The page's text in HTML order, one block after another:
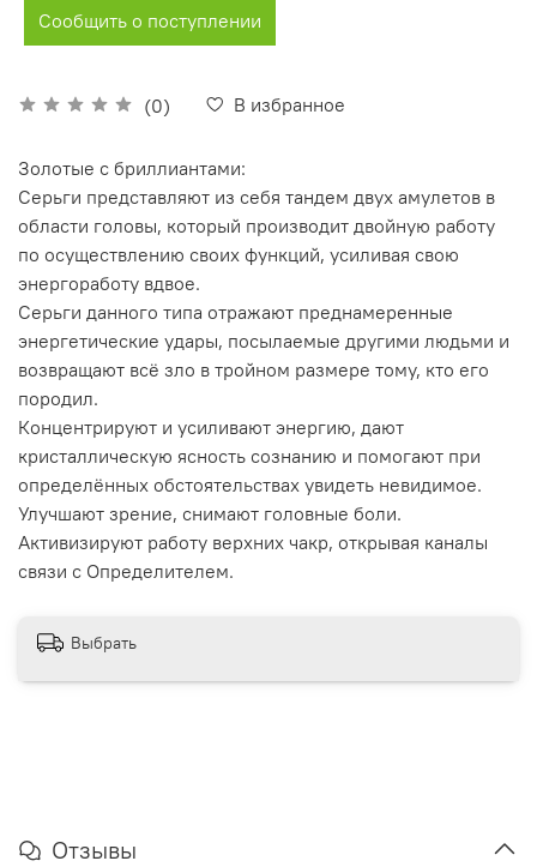
(0) В избранное
Сообщить о поступлении
Золотые с бриллиантами:
Серьги представляют из себя тандем двух амулетов в
области головы, который производит двойную работу
по осуществлению своих функций, усиливая свою
энергоработу вдвое.
Серьги данного типа отражают преднамеренные
энергетические удары, посылаемые другими людьми и
возвращают всё зло в тройном размере тому, кто его
породил.
Концентрируют и усиливают энергию, дают
кристаллическую ясность сознанию и помогают при
определённых обстоятельствах увидеть невидимое.
Улучшают зрение, снимают головные боли.
Активизируют работу верхних чакр, открывая каналы
связи с Определителем.
Выбрать
Отзывы